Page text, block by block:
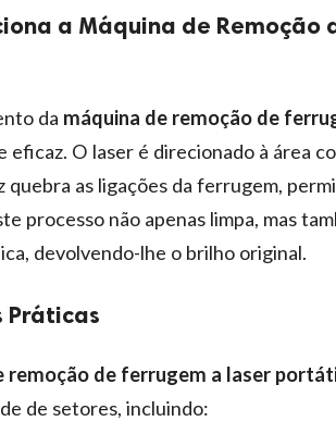
a Máquina de Remoção
da máquina de remoção de
eficaz. O laser é direcionado à área
quebra as ligações da ferrugem,
processo não apenas limpa, mas
devolvendo-lhe o brilho original.
Práticas
remoção de ferrugem a laser
de setores, incluindo: